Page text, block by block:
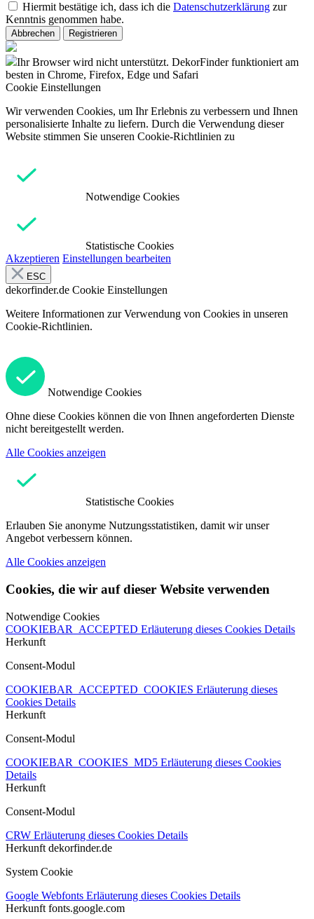
Hiermit bestätige ich, dass ich die Datenschutzerklärung zur
Kenntnis genommen habe.
Abbrechen Registrieren
Ihr Browser wird nicht unterstützt. DekorFinder funktioniert am
besten in Chrome, Firefox, Edge und Safari
Cookie Einstellungen
Wir verwenden Cookies, um Ihr Erlebnis zu verbessern und Ihnen
personalisierte Inhalte zu liefern. Durch die Verwendung dieser
Website stimmen Sie unseren Cookie-Richtlinien zu
Notwendige Cookies
Statistische Cookies
Akzeptieren Einstellungen bearbeiten
ESC
dekorfinder.de Cookie Einstellungen
Weitere Informationen zur Verwendung von Cookies in unseren
Cookie-Richtlinien.
Notwendige Cookies
Ohne diese Cookies können die von Ihnen angeforderten Dienste
nicht bereitgestellt werden.
Alle Cookies anzeigen
Statistische Cookies
Erlauben Sie anonyme Nutzungsstatistiken, damit wir unser
Angebot verbessern können.
Alle Cookies anzeigen
Cookies, die wir auf dieser Website verwenden
Notwendige Cookies
COOKIEBAR_ACCEPTED Erläuterung dieses Cookies Details
Herkunft
Consent-Modul
COOKIEBAR_ACCEPTED_COOKIES Erläuterung dieses
Cookies Details
Herkunft
Consent-Modul
COOKIEBAR_COOKIES_MD5 Erläuterung dieses Cookies
Details
Herkunft
Consent-Modul
CRW Erläuterung dieses Cookies Details
Herkunft dekorfinder.de
System Cookie
Google Webfonts Erläuterung dieses Cookies Details
Herkunft fonts.google.com